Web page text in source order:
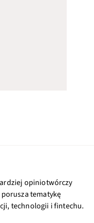
opiniotwórczy
tematykę
technologii i fintechu.